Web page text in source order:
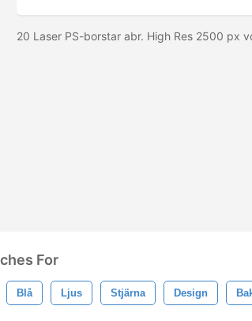
20 Laser PS-borstar abr. High Res 2500 px
For
Blå Ljus Stjärna Design